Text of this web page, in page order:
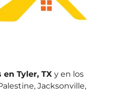
en Tyler, TX y en los
Jacksonville,